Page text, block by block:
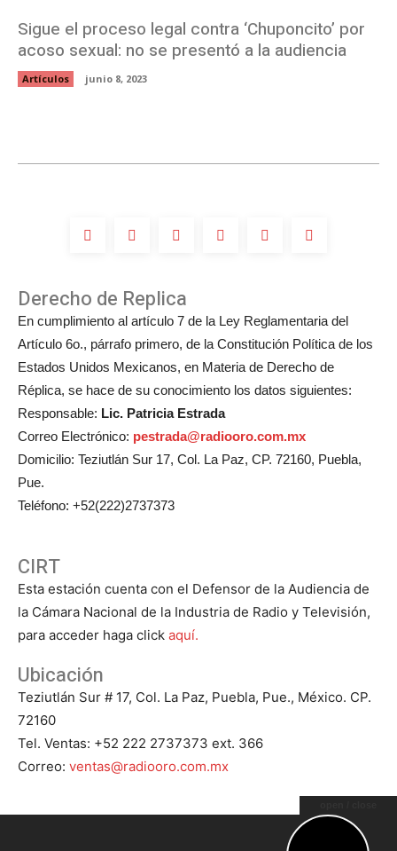
Sigue el proceso legal contra ‘Chuponcito’ por
acoso sexual: no se presentó a la audiencia
Artículos junio 8, 2023
Derecho de Replica
En cumplimiento al artículo 7 de la Ley Reglamentaria del
Artículo 6o., párrafo primero, de la Constitución Política de los
Estados Unidos Mexicanos, en Materia de Derecho de
Réplica, se hace de su conocimiento los datos siguientes:
Responsable: Lic. Patricia Estrada
Correo Electrónico: pestrada@radiooro.com.mx
Domicilio: Teziutlán Sur 17, Col. La Paz, CP. 72160, Puebla,
Pue.
Teléfono: +52(222)2737373
CIRT
Esta estación cuenta con el Defensor de la Audiencia de
la Cámara Nacional de la Industria de Radio y Televisión,
para acceder haga click aquí.
Ubicación
Teziutlán Sur # 17, Col. La Paz, Puebla, Pue., México. CP.
72160
Tel. Ventas: +52 222 2737373 ext. 366
Correo: ventas@radiooro.com.mx